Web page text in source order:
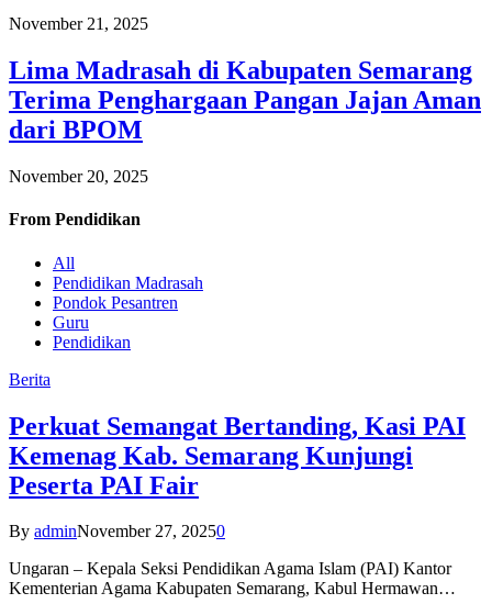
November 21, 2025
Lima Madrasah di Kabupaten Semarang
Terima Penghargaan Pangan Jajan Aman
dari BPOM
November 20, 2025
From Pendidikan
All
Pendidikan Madrasah
Pondok Pesantren
Guru
Pendidikan
Berita
Perkuat Semangat Bertanding, Kasi PAI
Kemenag Kab. Semarang Kunjungi
Peserta PAI Fair
By adminNovember 27, 20250
Ungaran – Kepala Seksi Pendidikan Agama Islam (PAI) Kantor
Kementerian Agama Kabupaten Semarang, Kabul Hermawan…